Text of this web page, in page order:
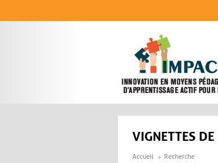
VIGNETTES
Accueil Recherche